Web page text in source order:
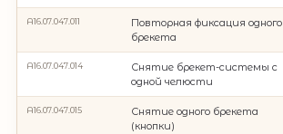
A16.07.047.011
Повторная фиксация одного
брекета
A16.07.047.014
Снятие брекет-системы с
одной челюсти
A16.07.047.015
Снятие одного брекета
(кнопки)